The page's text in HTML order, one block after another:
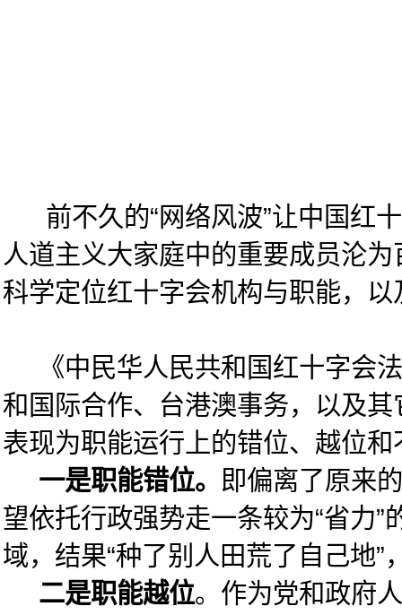
前不久的“网络风波”让中国红十
人道主义大家庭中的重要成员沦
科学定位红十字会机构与职能，
《中民华人民共和国红十字会法
和国际合作、台港澳事务，以及
表现为职能运行上的错位、越位
一是职能错位。 即偏离了原来
望依托行政强势走一条较为“省力
域，结果“种了别人田荒了自己地”
二是职能越位。作为党和政府